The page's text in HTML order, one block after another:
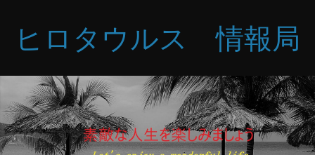
へ
ス
キ
ヒロタウルス 情報局